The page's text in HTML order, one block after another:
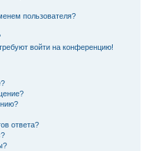
пользователя?
войти на конференцию!
ответа?